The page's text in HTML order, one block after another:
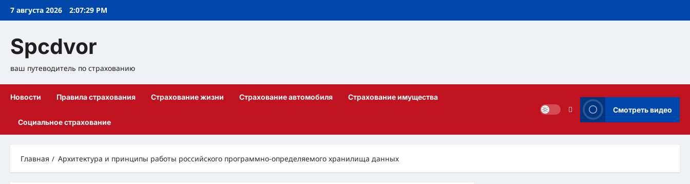
Перейти
7 августа 2026 2:07:32 PM
Spcdvor
ваш путеводитель по страхованию
Новости Правила страхования Страхование жизни Страхование автомобиля Страхование имущества
Социальное страхование
Смотреть видео
Главная Архитектура и принципы работы российского программно-определяемого хранилища данных